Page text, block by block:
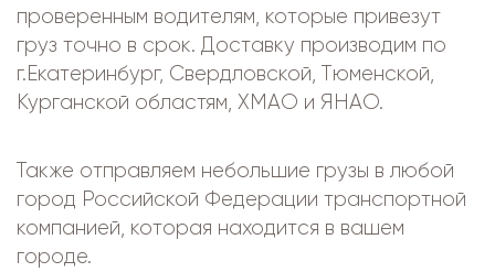
проверенным водителям, которые привезут
груз точно в срок. Доставку производим по
г.Екатеринбург, Свердловской, Тюменской,
Курганской областям, ХМАО и ЯНАО.
Также отправляем небольшие грузы в любой
город Российской Федерации транспортной
компанией, которая находится в вашем
городе.